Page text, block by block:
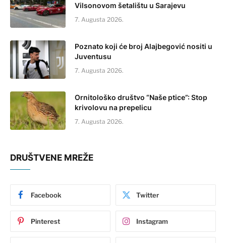
Vilsonovom šetalištu u Sarajevu
7. Augusta 2026.
Poznato koji će broj Alajbegović nositi u
Juventusu
7. Augusta 2026.
Ornitološko društvo “Naše ptice”: Stop
krivolovu na prepelicu
7. Augusta 2026.
DRUŠTVENE MREŽE
Facebook Twitter
Pinterest Instagram